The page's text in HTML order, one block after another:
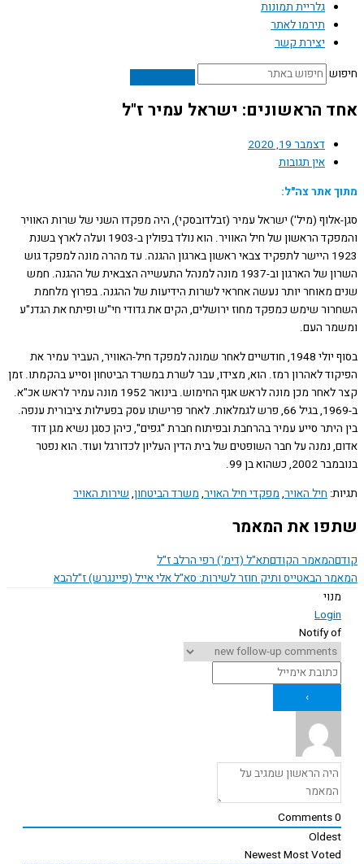
גלריית תמונות
תירמו לאתר
יצירת קשר
הראשונים: ישראל עמיר ז"ל
דצמבר 19, 2020
אין תגובות
אתר צה"ל:
(מיל') ישראל עמיר (זבלדובסקי), היה מפקדו השני של שרות האוויר
והמפקד הראשון של חיל האוויר. הוא נולד בפולין ב-1903 ועלה לארץ בשנת
1923 היישר לתפקיד צבאי ראשון בארגון ההגנה. עד מהרה מונה למפקד גוש
השרון של הארגון וב-1937 מונה למנהל התעשייה הצבאית של ההגנה. חמש
מאוחר יותר נעשה אחראי לשרות הידיעות של ההגנה. בפרוץ מלחמת
שימש כמפקד מחוז ירושלים, הקים את גדודי חי"ש ופיתח את הגדנ"ע
העם.
בסוף יולי 1948, חודשיים לאחר שמונה למפקד חיל-האוויר, העביר עמיר את
לאהרון רמז. הוא, מצידו, עבר לשרת במשרד הביטחון וסייע בהקמתו. זמן
קצר לאחר מכן מונה לראש אגף החימוש. בינואר 1952 מונה עמיר לראש אכ"א.
ב-1969, בגיל 66, פרש לגמלאות. לאחר פרישתו עסק בפעילות ציבורית ענפה.
סייע עמיר בהרחבת ובפיתוח חברת "גפים", כיהן כסגן נשיא מגן דוד
נמנה על חבר השופטים של בית הדין העליון לכדורגל ועוד. הוא נפטר
בן 99.
חיל האויר ,מפקדי חיל האויר ,משרד הביטחון,שירות האויר
את המאמר
המאמר הקודםתא"ל (דימ') רפי הרלב ז"ל
הבאטייס ותיק חוזר לשירות: סא"ל אלי אייל (פיינגרש) ז"להבא
Notify
Newest Most